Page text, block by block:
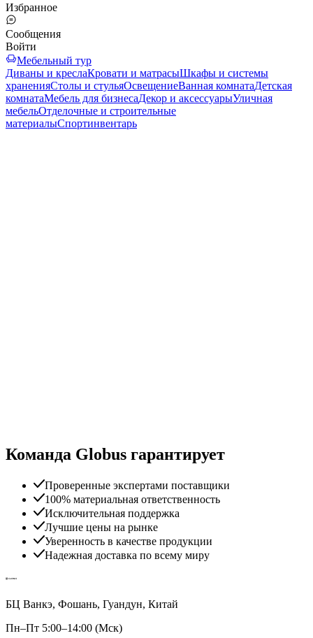
Избранное
Сообщения
Войти
Мебельный тур
Диваны и креслаКровати и матрасыШкафы и системы
храненияСтолы и стульяОсвещениеВанная комнатаДетская
комнатаМебель для бизнесаДекор и аксессуарыУличная
мебельОтделочные и строительные
материалыСпортинвентарь
Команда Globus гарантирует
Проверенные экспертами поставщики
100% материальная ответственность
Исключительная поддержка
Лучшие цены на рынке
Уверенность в качестве продукции
Надежная доставка по всему миру
БЦ Ванкэ, Фошань, Гуандун, Китай
Пн–Пт 5:00–14:00 (Мск)